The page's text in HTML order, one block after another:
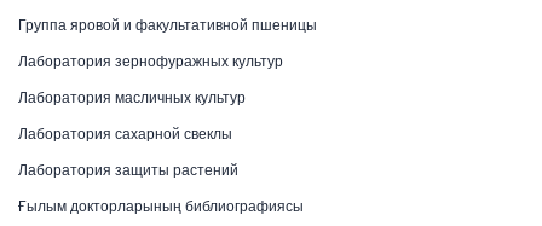
Группа яровой и факультативной пшеницы
Лаборатория зернофуражных культур
Лаборатория масличных культур
Лаборатория сахарной свеклы
Лаборатория защиты растений
Ғылым докторларының библиографиясы